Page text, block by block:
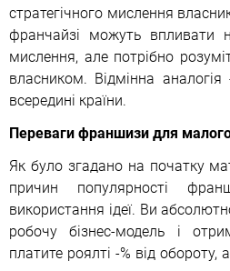
стратегічного мислення
франчайзі можуть впливати
мислення, але потрібно
власником. Відмінна
всередині країни.
Переваги франшизи для малого
Як було згадано на початку
причин популярності
використання ідеї. Ви
робочу бізнес-модель і
платите роялті -% від обороту,